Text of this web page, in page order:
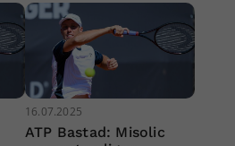
16.07.2025
ATP Bastad: Misolic